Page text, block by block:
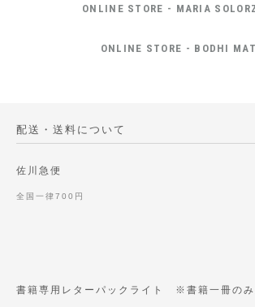
ONLINE STORE - MARIA
ONLINE STORE - BODHI
配送・送料について
佐川急便
全国一律700円
書籍専用レターパックライト ※書籍一冊のみ